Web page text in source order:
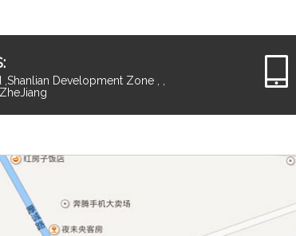
Development Zone , ,